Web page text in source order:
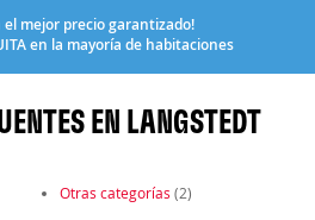
el mejor precio garantizado!
en la mayoría de habitaciones
EN LANGSTEDT
Otras categorías (2)